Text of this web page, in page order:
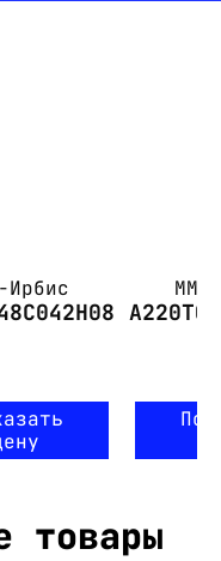
Ирбис
товары